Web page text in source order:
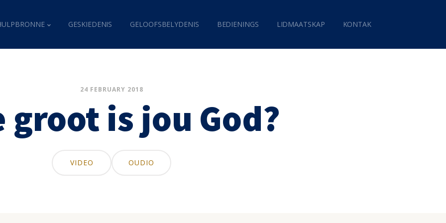
GESKIEDENIS GELOOFSBELYDENIS BEDIENINGS LIDMAATSKAP KONTAK
24 FEBRUARY 2018
groot is jou God?
VIDEO OUDIO